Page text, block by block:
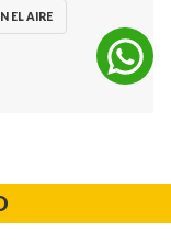
EL AIRE